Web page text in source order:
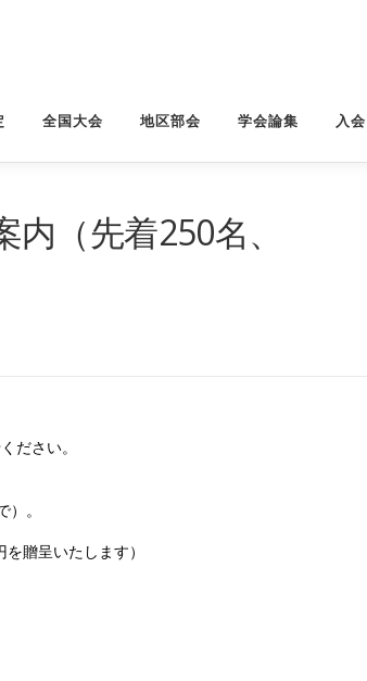
全国大会 地区部会 学会論集 入
（先着250名、
ださい。
。
贈呈いたします）